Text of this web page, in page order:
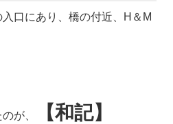
口にあり、橋の付近、H＆M
が、 【和記】